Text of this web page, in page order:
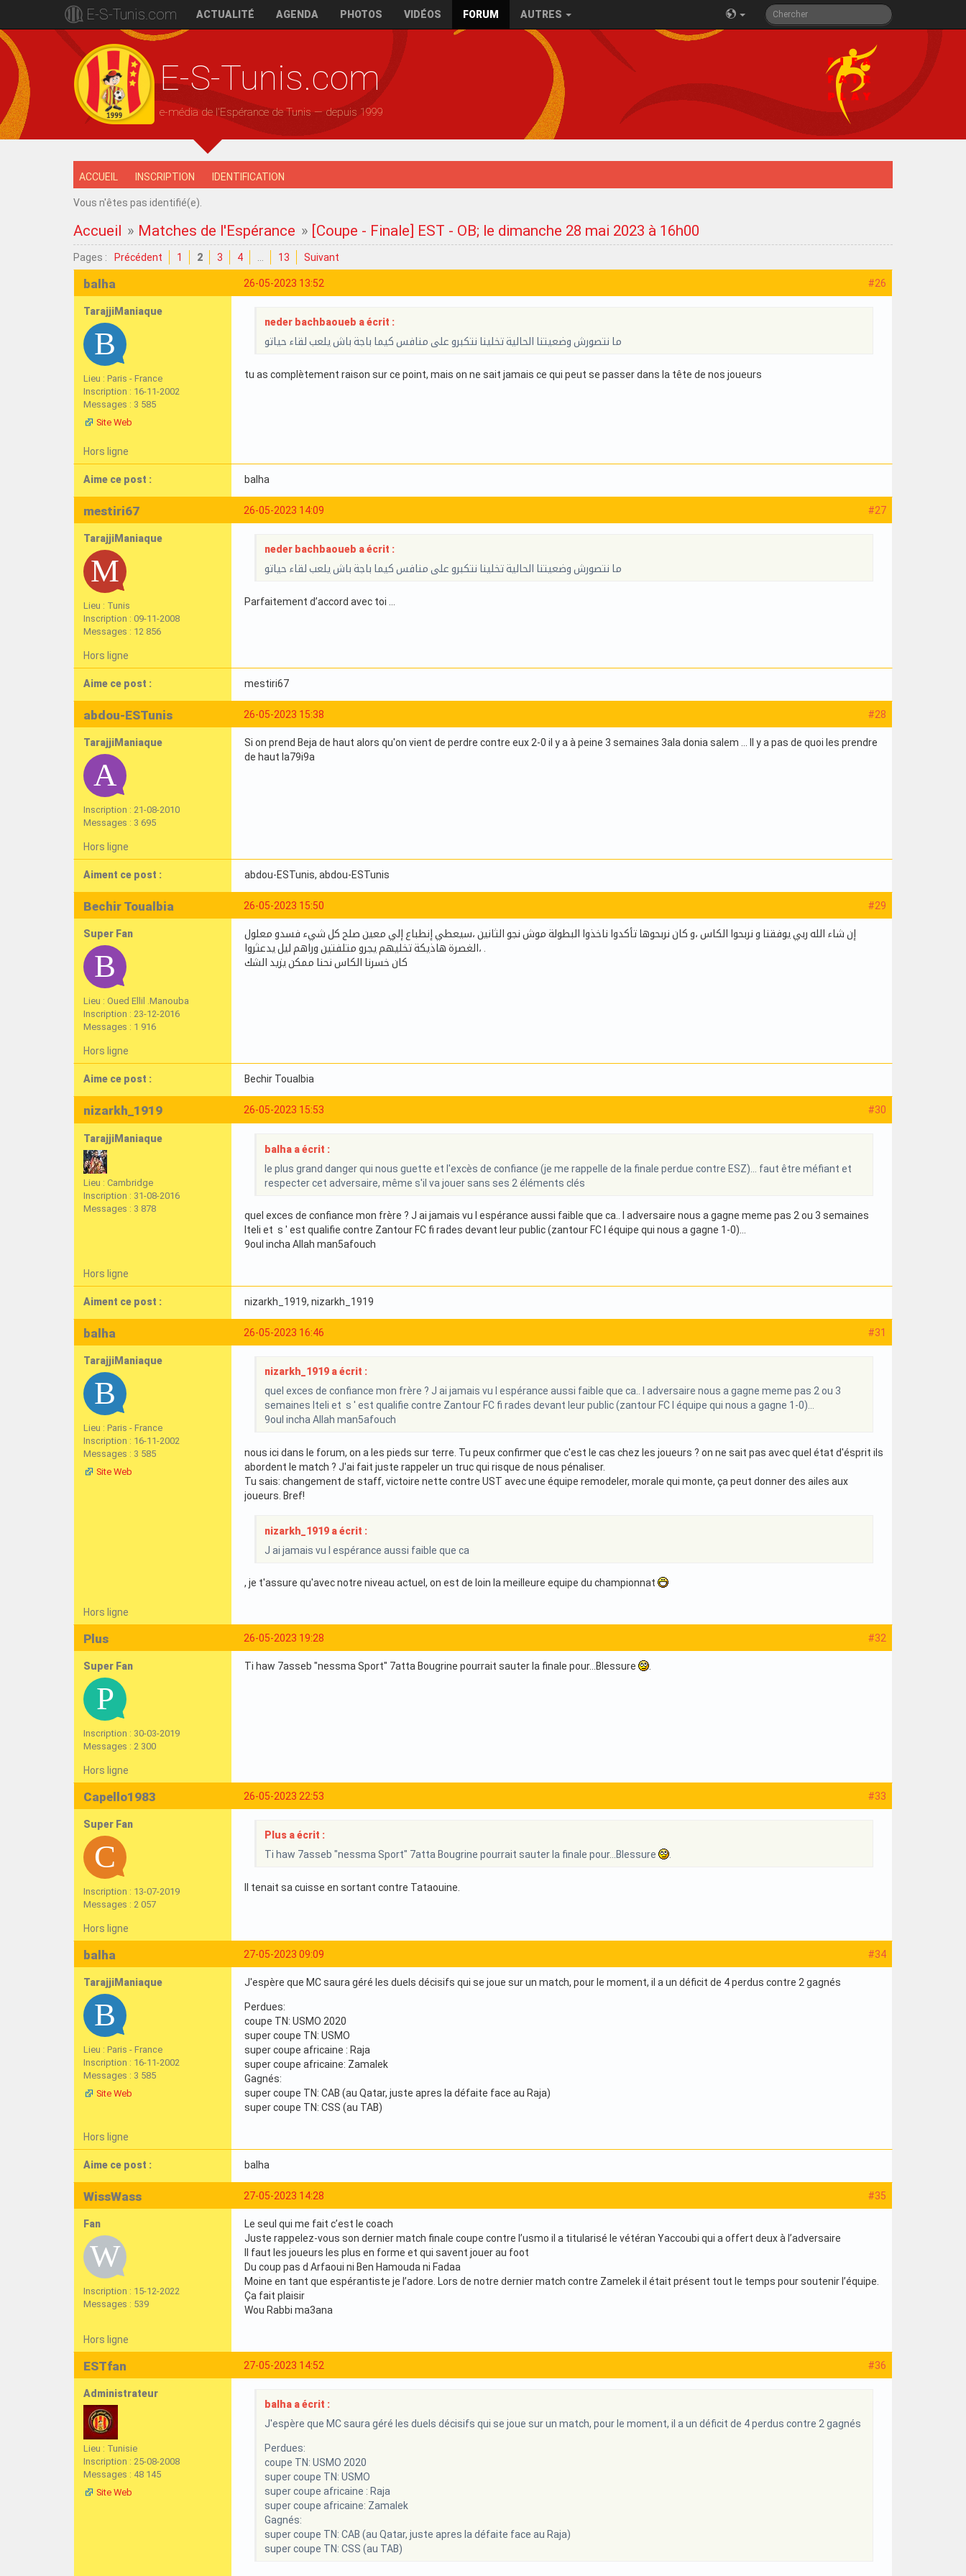
E-S-Tunis.com ACTUALITÉ AGENDA PHOTOS VIDÉOS FORUM AUTRES
E-S-Tunis.com
e-média de l'Espérance de Tunis — depuis 1999
ACCUEIL INSCRIPTION IDENTIFICATION
Vous n'êtes pas identifié(e).
Accueil » Matches de l'Espérance » [Coupe - Finale] EST - OB; le dimanche 28 mai 2023 à 16h00
Pages : Précédent 1 2 3 4 13 Suivant
#26
26-05-2023 13:52
balha
TarajjiManiaque
Lieu : Paris - France
Inscription : 16-11-2002
Messages : 3 585
Site Web
neder bachbaoueb a écrit :
ما نتصورش وضعيتنا الحالية تخلينا نتكبرو على منافس كيما باجة باش يلعب لقاء حياتو
tu as complètement raison sur ce point, mais on ne sait jamais ce qui peut se passer dans la tête de nos joueurs
Hors ligne
Aime ce post : balha
#27
26-05-2023 14:09
mestiri67
TarajjiManiaque
Lieu : Tunis
Inscription : 09-11-2008
Messages : 12 856
neder bachbaoueb a écrit :
ما نتصورش وضعيتنا الحالية تخلينا نتكبرو على منافس كيما باجة باش يلعب لقاء حياتو
Parfaitement d’accord avec toi …
Hors ligne
Aime ce post : mestiri67
#28
26-05-2023 15:38
abdou-ESTunis
TarajjiManiaque
Inscription : 21-08-2010
Messages : 3 695
Si on prend Beja de haut alors qu'on vient de perdre contre eux 2-0 il y a à peine 3 semaines 3ala donia salem ... Il y a pas de quoi les prendre
de haut la79i9a
Hors ligne
Aiment ce post : abdou-ESTunis, abdou-ESTunis
#29
26-05-2023 15:50
Bechir Toualbia
Super Fan
Lieu : Oued Ellil .Manouba
Inscription : 23-12-2016
Messages : 1 916
إن شاء الله ربي يوفقنا و نربحوا الكاس ،و كان نربحوها تأكدوا ناخذوا البطولة موش نجو الثانين ،سيعطي إنطباع إلي معين صلح كل شيء فسدو معلول
،الغصرة هاذيكة تخليهم يجرو متلفتين وراهم ليل يدعثروا .
كان خسرنا الكاس نحنا ممكن يزيد الشك
Hors ligne
Aime ce post : Bechir Toualbia
#30
26-05-2023 15:53
nizarkh_1919
TarajjiManiaque
Lieu : Cambridge
Inscription : 31-08-2016
Messages : 3 878
balha a écrit :
le plus grand danger qui nous guette et l'excès de confiance (je me rappelle de la finale perdue contre ESZ)... faut être méfiant et
respecter cet adversaire, même s'il va jouer sans ses 2 éléments clés
quel exces de confiance mon frère ? J ai jamais vu l espérance aussi faible que ca.. l adversaire nous a gagne meme pas 2 ou 3 semaines
lteli et s ' est qualifie contre Zantour FC fi rades devant leur public (zantour FC l équipe qui nous a gagne 1-0)...
9oul incha Allah man5afouch
Hors ligne
Aiment ce post : nizarkh_1919, nizarkh_1919
#31
26-05-2023 16:46
balha
TarajjiManiaque
Lieu : Paris - France
Inscription : 16-11-2002
Messages : 3 585
Site Web
nizarkh_1919 a écrit :
quel exces de confiance mon frère ? J ai jamais vu l espérance aussi faible que ca.. l adversaire nous a gagne meme pas 2 ou 3
semaines lteli et s ' est qualifie contre Zantour FC fi rades devant leur public (zantour FC l équipe qui nous a gagne 1-0)...
9oul incha Allah man5afouch
nous ici dans le forum, on a les pieds sur terre. Tu peux confirmer que c'est le cas chez les joueurs ? on ne sait pas avec quel état d'ésprit ils
abordent le match ? J'ai fait juste rappeler un truc qui risque de nous pénaliser.
Tu sais: changement de staff, victoire nette contre UST avec une équipe remodeler, morale qui monte, ça peut donner des ailes aux
joueurs. Bref!
nizarkh_1919 a écrit :
J ai jamais vu l espérance aussi faible que ca
, je t'assure qu'avec notre niveau actuel, on est de loin la meilleure equipe du championnat
Hors ligne
#32
26-05-2023 19:28
Plus
Super Fan
Inscription : 30-03-2019
Messages : 2 300
Ti haw 7asseb "nessma Sport" 7atta Bougrine pourrait sauter la finale pour...Blessure
Hors ligne
#33
26-05-2023 22:53
Capello1983
Super Fan
Inscription : 13-07-2019
Messages : 2 057
Plus a écrit :
Ti haw 7asseb "nessma Sport" 7atta Bougrine pourrait sauter la finale pour...Blessure
.
Il tenait sa cuisse en sortant contre Tataouine.
Hors ligne
#34
27-05-2023 09:09
balha
TarajjiManiaque
Lieu : Paris - France
Inscription : 16-11-2002
Messages : 3 585
Site Web
J'espère que MC saura géré les duels décisifs qui se joue sur un match, pour le moment, il a un déficit de 4 perdus contre 2 gagnés
Perdues:
coupe TN: USMO 2020
super coupe TN: USMO
super coupe africaine : Raja
super coupe africaine: Zamalek
Gagnés:
super coupe TN: CAB (au Qatar, juste apres la défaite face au Raja)
super coupe TN: CSS (au TAB)
Hors ligne
Aime ce post : balha
#35
27-05-2023 14:28
WissWass
Fan
Inscription : 15-12-2022
Messages : 539
Le seul qui me fait c’est le coach
Juste rappelez-vous son dernier match finale coupe contre l’usmo il a titularisé le vétéran Yaccoubi qui a offert deux à l’adversaire
Il faut les joueurs les plus en forme et qui savent jouer au foot
Du coup pas d Arfaoui ni Ben Hamouda ni Fadaa
Moine en tant que espérantiste je l’adore. Lors de notre dernier match contre Zamelek il était présent tout le temps pour soutenir l’équipe.
Ça fait plaisir
Wou Rabbi ma3ana
Hors ligne
#36
27-05-2023 14:52
ESTfan
Administrateur
Lieu : Tunisie
Inscription : 25-08-2008
Messages : 48 145
Site Web
balha a écrit :
J'espère que MC saura géré les duels décisifs qui se joue sur un match, pour le moment, il a un déficit de 4 perdus contre 2 gagnés
Perdues:
coupe TN: USMO 2020
super coupe TN: USMO
super coupe africaine : Raja
super coupe africaine: Zamalek
Gagnés:
super coupe TN: CAB (au Qatar, juste apres la défaite face au Raja)
super coupe TN: CSS (au TAB)